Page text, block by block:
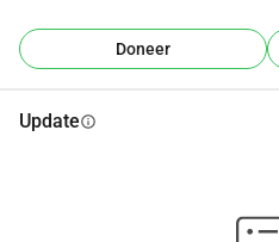
Doneer
Updateinfo